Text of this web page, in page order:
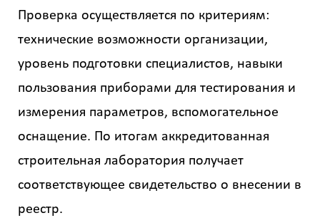
Проверка осуществляется по критериям:
технические возможности организации,
уровень подготовки специалистов, навыки
пользования приборами для тестирования и
измерения параметров, вспомогательное
оснащение. По итогам аккредитованная
строительная лаборатория получает
соответствующее свидетельство о внесении в
реестр.